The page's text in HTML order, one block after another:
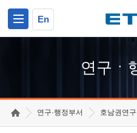
En
연구ㆍ
연구·행정부서 호남권연